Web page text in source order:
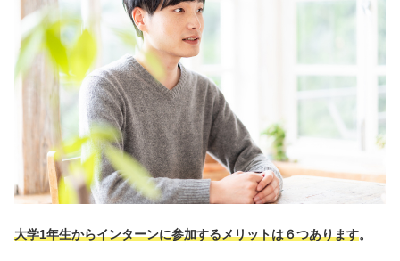
大学1年生からインターンに参加するメリットは６つあります。